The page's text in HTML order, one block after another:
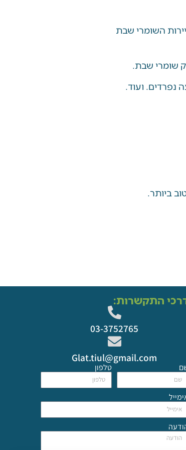
השומרי שבת
שומרי שבת.
נפרדים. ועוד.
ביותר.
התקשרות:
03-3752765
Glat.tiul@gmail.com
טלפון